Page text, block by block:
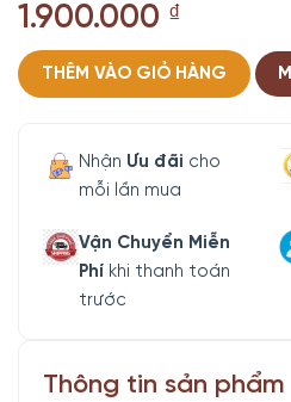
1.900.000 ₫
THÊM VÀO GIỎ HÀNG
Nhận Ưu đãi cho
mỗi lần mua
Vận Chuyển Miễn
Phí khi thanh toán
trước
Thông tin sản phẩm